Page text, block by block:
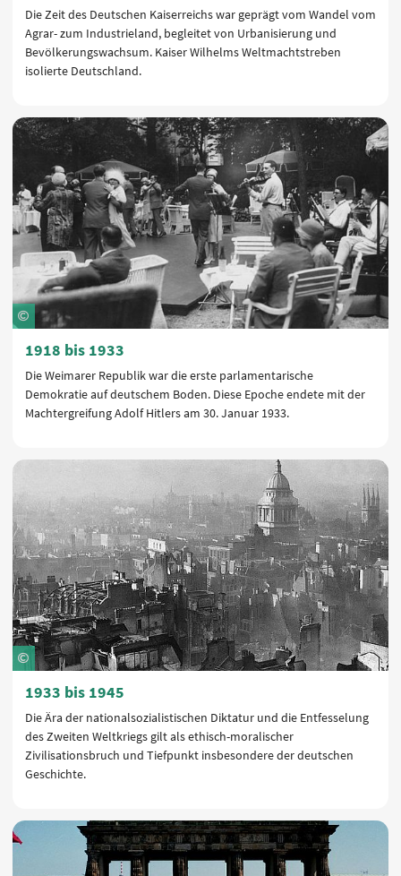
Die Zeit des Deutschen Kaiserreichs war geprägt vom Wandel vom
Agrar- zum Industrieland, begleitet von Urbanisierung und
Bevölkerungswachsum. Kaiser Wilhelms Weltmachtstreben
isolierte Deutschland.
1918 bis 1933
Die Weimarer Republik war die erste parlamentarische
Demokratie auf deutschem Boden. Diese Epoche endete mit der
Machtergreifung Adolf Hitlers am 30. Januar 1933.
1933 bis 1945
Die Ära der nationalsozialistischen Diktatur und die Entfesselung
des Zweiten Weltkriegs gilt als ethisch-moralischer
Zivilisationsbruch und Tiefpunkt insbesondere der deutschen
Geschichte.